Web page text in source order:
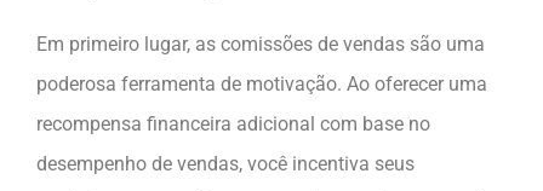
Em primeiro lugar, as comissões de vendas são uma
poderosa ferramenta de motivação. Ao oferecer uma
recompensa financeira adicional com base no
desempenho de vendas, você incentiva seus